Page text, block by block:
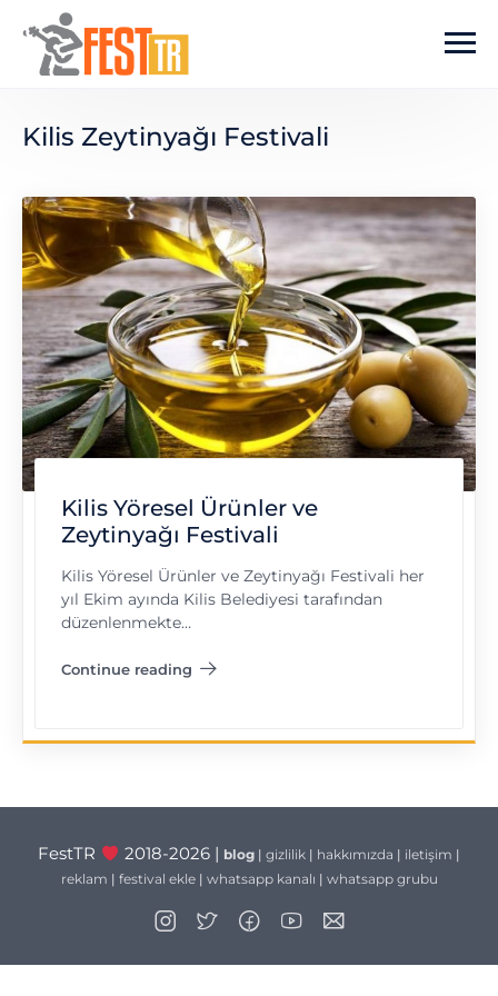
Ana içeriğe atla
Kilis Zeytinyağı Festivali
Kilis Yöresel Ürünler ve
Zeytinyağı Festivali
Kilis Yöresel Ürünler ve Zeytinyağı Festivali her
yıl Ekim ayında Kilis Belediyesi tarafından
düzenlenmekte…
Continue reading
"Kilis Yöresel Ürünler ve Zeytinyağı Festivali"
FestTR 2018-2026 | blog| gizlilik| hakkımızda | iletişim |
reklam | festival ekle| whatsapp kanalı | whatsapp grubu